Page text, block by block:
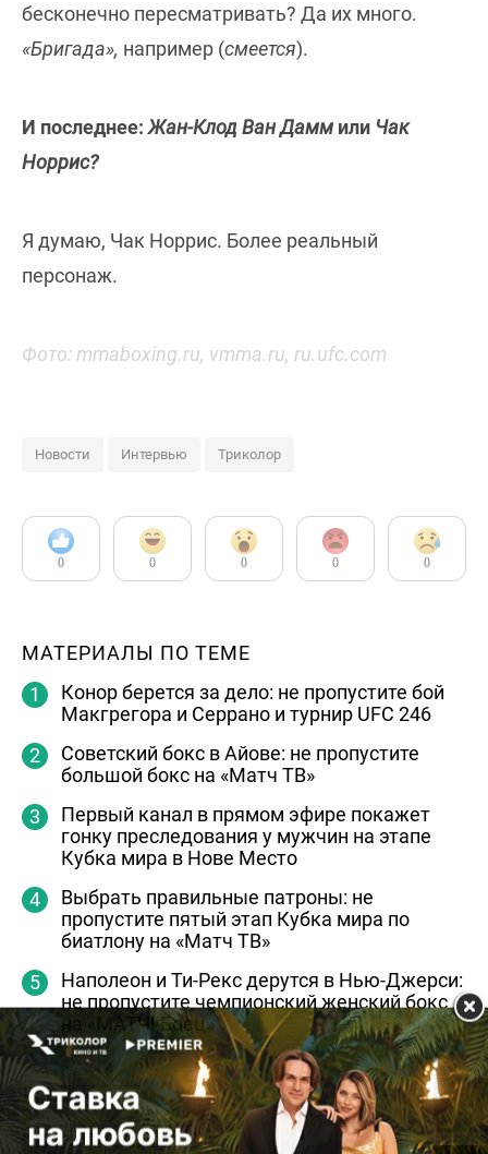
бесконечно пересматривать? Да их много.
«Бригада», например (смеется).
И последнее: Жан-Клод Ван Дамм или Чак
Норрис?
Я думаю, Чак Норрис. Более реальный
персонаж.
Фото: mmaboxing.ru, vmma.ru, ru.ufc.com
Новости Интервью Триколор
0 0 0 0 0
МАТЕРИАЛЫ ПО ТЕМЕ
Конор берется за дело: не пропустите бой
Макгрегора и Серрано и турнир UFC 246
Советский бокс в Айове: не пропустите
большой бокс на «Матч ТВ»
Первый канал в прямом эфире покажет
гонку преследования у мужчин на этапе
Кубка мира в Нове Место
Выбрать правильные патроны: не
пропустите пятый этап Кубка мира по
биатлону на «Матч ТВ»
Наполеон и Ти-Рекс дерутся в Нью-Джерси:
не пропустите чемпионский женский бокс
на «МАТЧ! Боец»